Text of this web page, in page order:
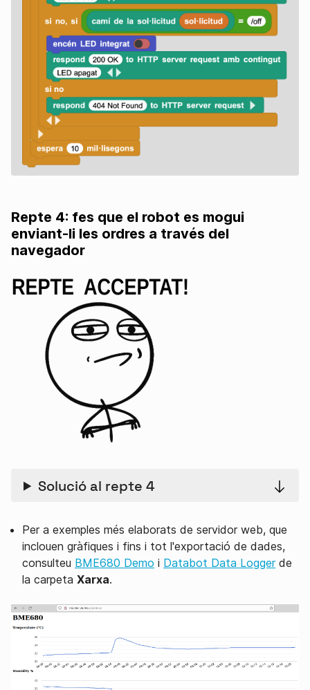
Repte 4: fes que el robot es mogui
enviant-li les ordres a través del
navegador
Solució al repte 4
Per a exemples més elaborats de servidor web, que
inclouen gràfiques i fins i tot l'exportació de dades,
consulteu BME680 Demo i Databot Data Loggerde
la carpeta Xarxa.